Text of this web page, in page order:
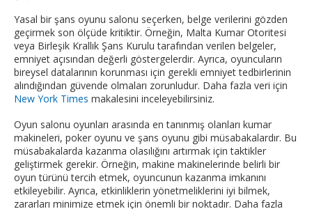
Yasal bir şans oyunu salonu seçerken, belge verilerini gözden
geçirmek son ölçüde kritiktir. Örneğin, Malta Kumar Otoritesi
veya Birleşik Krallık Şans Kurulu tarafından verilen belgeler,
emniyet açısından değerli göstergelerdir. Ayrıca, oyuncuların
bireysel datalarının korunması için gerekli emniyet tedbirlerinin
alındığından güvende olmaları zorunludur. Daha fazla veri için
New York Times makalesini inceleyebilirsiniz.
Oyun salonu oyunları arasında en tanınmış olanları kumar
makineleri, poker oyunu ve şans oyunu gibi müsabakalardır. Bu
müsabakalarda kazanma olasılığını artırmak için taktikler
geliştirmek gerekir. Örneğin, makine makinelerinde belirli bir
oyun türünü tercih etmek, oyuncunun kazanma imkanını
etkileyebilir. Ayrıca, etkinliklerin yönetmeliklerini iyi bilmek,
zararları minimize etmek için önemli bir noktadır. Daha fazla